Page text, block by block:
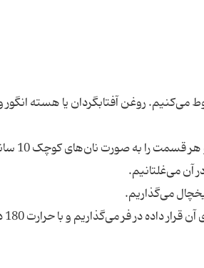
می‌کنیم. روغن آفتابگردان یا هسته انگور